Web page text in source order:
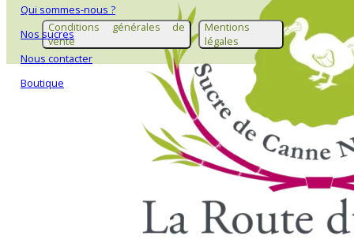
Qui sommes-nous ?
Nos sucres
Nous contacter
Boutique
Conditions générales de
vente
Mentions
légales